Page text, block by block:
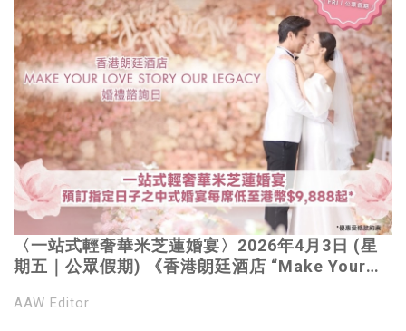
〈一站式輕奢華米芝蓮婚宴〉2026年4月3日 (星
期五｜公眾假期) 《香港朗廷酒店 “Make Your
禮諮詢日 》｜預訂指定日子，米芝蓮中式婚宴每
AAW Editor